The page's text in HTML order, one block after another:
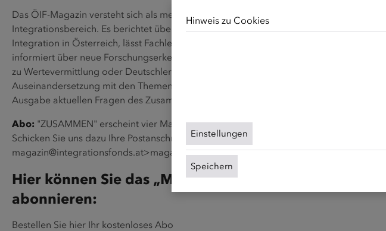
Das ÖIF-Magazin versteht sich als mediale Plattform für Akteur/innen im
Integrationsbereich. Es berichtet über Entwicklungen und Herausforderungen der
Integration in Österreich, lässt Fachleute aus Wissenschaft und Praxis zu Wort kommen,
informiert über neue Forschungserkenntnisse und stellt Angebote des ÖIF
zu Wertevermittlung oder Deutschlernen vor. Um eine lösungsorientierte
Auseinandersetzung mit den Themen Migration und Integration zu fördern, ist jede
Ausgabe aktuellen Fragen des Zusammenlebens gewidmet.
Abo: "ZUSAMMEN" erscheint vier Mal im Jahr und kann kostenlos abonniert werden.
Schicken Sie uns dazu Ihre Postanschrift an <link
magazin@integrationsfonds.at>magazin@integrationsfonds.at</link>.
Hier können Sie das „Magazin ZUSAMMEN“ kostenlos
abonnieren:
Bestellen Sie hier Ihr kostenloses Abo
Hinweis zu Cookies
Einstellungen
Speichern